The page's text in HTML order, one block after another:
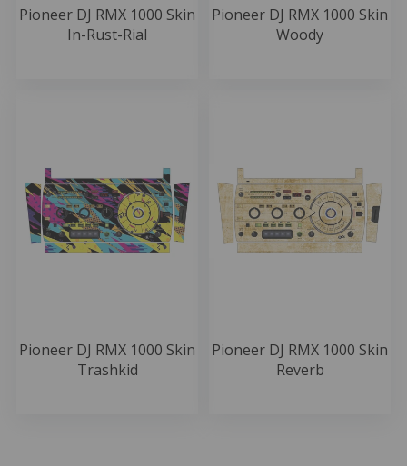
Pioneer DJ RMX 1000 Skin
In-Rust-Rial
Pioneer DJ RMX 1000 Skin
Woody
Pioneer DJ RMX 1000 Skin
Trashkid
Pioneer DJ RMX 1000 Skin
Reverb